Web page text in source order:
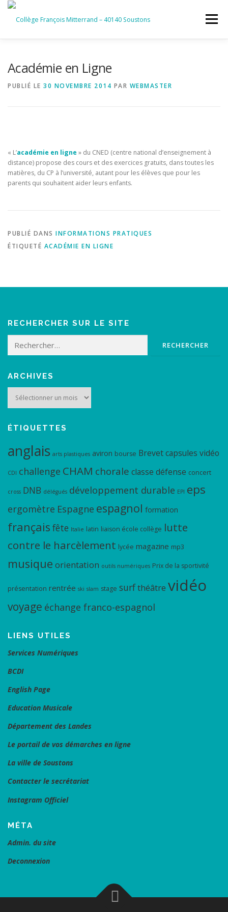
Aller
contenu
Menu
Académie en Ligne
PUBLIÉ LE 30 NOVEMBRE 2014 PAR WEBMASTER
« L’académie en ligne » du CNED (centre national d’enseignement à
distance) propose des cours et des exercices gratuits, dans toutes les
matières, du CP à l’université, autant pour les élèves que pour les
parents qui souhaitent aider leurs enfants.
PUBLIÉ DANS INFORMATIONS PRATIQUES
ÉTIQUETÉ ACADÉMIE EN LIGNE
RECHERCHER SUR LE SITE
Rechercher :
ARCHIVES
ÉTIQUETTES
anglais arts plastiques aviron bourse Brevetcapsules vidéo
CDI challenge CHAM chorale classe défense concert
cross DNB délégués développement durable EPI eps
ergomètre Espagne espagnol formation
français fête Italie latin liaison école collège lutte
contre le harcèlement lycée magazine mp3
musique orientation outils numériques Prix de la sportivité
présentation rentrée ski slam stage surfthéâtre vidéo
voyage échange franco-espagnol
LIENS UTILES
Services Numériques
BCDI
English Page
Education Musicale
Département des Landes
Le portail de vos démarches en ligne
La ville de Soustons
Contacter le secrétariat
Instagram Officiel
MÉTA
Admin. du site
Deconnexion